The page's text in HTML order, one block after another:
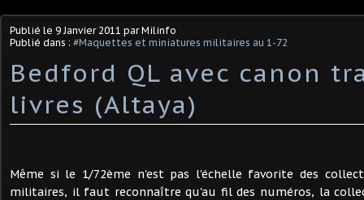
Publié le 9 Janvier 2011 par Milinfo
Publié dans : #Maquettes et miniatures militaires au 1-72
Bedford QL avec canon
livres (Altaya)
Même si le 1/72ème n'est pas l'échelle favorite des
militaires, il faut reconnaître qu'au fil des numéros, la